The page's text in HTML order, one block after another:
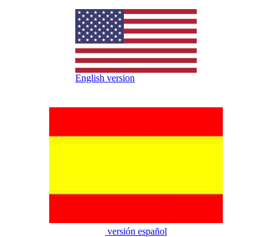
English version
versión español